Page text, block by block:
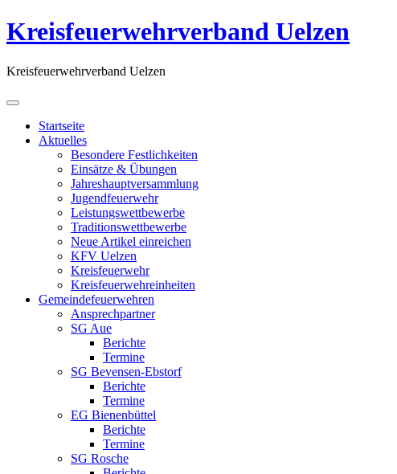
Kreisfeuerwehrverband Uelzen
Kreisfeuerwehrverband Uelzen
Startseite
Aktuelles
Besondere Festlichkeiten
Einsätze & Übungen
Jahreshauptversammlung
Jugendfeuerwehr
Leistungswettbewerbe
Traditionswettbewerbe
Neue Artikel einreichen
KFV Uelzen
Kreisfeuerwehr
Kreisfeuerwehreinheiten
Gemeindefeuerwehren
Ansprechpartner
SG Aue
Berichte
Termine
SG Bevensen-Ebstorf
Berichte
Termine
EG Bienenbüttel
Berichte
Termine
SG Rosche